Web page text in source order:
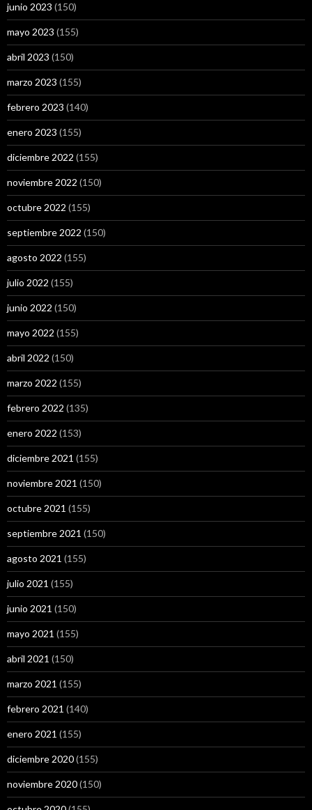
junio 2023 (150)
mayo 2023 (155)
abril 2023 (150)
marzo 2023 (155)
febrero 2023 (140)
enero 2023 (155)
diciembre 2022 (155)
noviembre 2022 (150)
octubre 2022 (155)
septiembre 2022 (150)
agosto 2022 (155)
julio 2022 (155)
junio 2022 (150)
mayo 2022 (155)
abril 2022 (150)
marzo 2022 (155)
febrero 2022 (135)
enero 2022 (153)
diciembre 2021 (155)
noviembre 2021 (150)
octubre 2021 (155)
septiembre 2021 (150)
agosto 2021 (155)
julio 2021 (155)
junio 2021 (150)
mayo 2021 (155)
abril 2021 (150)
marzo 2021 (155)
febrero 2021 (140)
enero 2021 (155)
diciembre 2020(155)
noviembre 2020(150)